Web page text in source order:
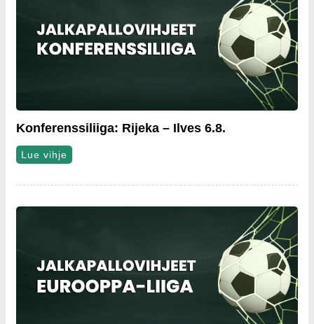
Konferenssiliiga: Rijeka – Ilves 6.8.
Lue vihje